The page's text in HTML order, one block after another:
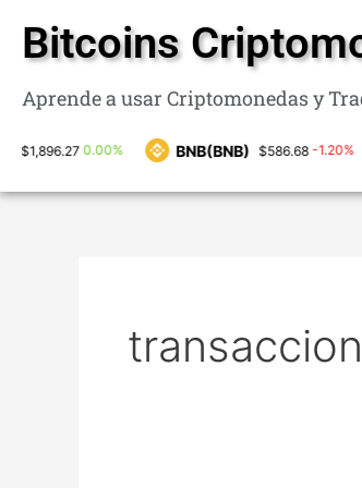
Bitcoins
Aprende a usar Criptomonedas y
0.00% BNB(BNB) $586.68 -1.20%